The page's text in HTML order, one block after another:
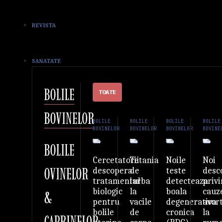
REVISTA
SANATATE
BOLILE
BOVINELOR
BOLILE
OVINELOR
&
TOATE
BOLILE
BOVINELOR
Cercetatorii
descopera
tratamentul
biologic
pentru
bolile
BOLILE
BOVINELOR
Tetania
de
iarba
la
vacile
de
BOLILE
BOVINELOR
Noile
teste
detecteaza
boala
degenerativa
cronica
BOLILE
Noi
la